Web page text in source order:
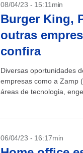
08/04/23 - 15:11min
Burger King,
outras
confira
Diversas oportunidades
empresas como a Zamp
áreas de tecnologia,
06/04/23 - 16:17min